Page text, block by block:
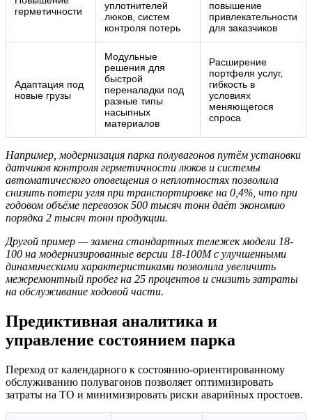
герметичности
уплотнителей
люков, систем
контроля потерь
повышение
привлекательности
для заказчиков
Адаптация под
новые грузы
Модульные
решения для
быстрой
переналадки под
разные типы
насыпных
материалов
Расширение
портфеля услуг,
гибкость в
условиях
меняющегося
спроса
Например, модернизация парка полувагонов путём установки
датчиков контроля герметичности люков и системы
автоматического оповещения о неплотностях позволила
снизить потери угля при транспортировке на 0,4%, что при
годовом объёме перевозок 500 тысяч тонн даёт экономию
порядка 2 тысяч тонн продукции.
Другой пример — замена стандартных тележек модели 18-
100 на модернизированные версии 18-100М с улучшенными
динамическими характеристиками позволила увеличить
межремонтный пробег на 25 процентов и снизить затраты
на обслуживание ходовой части.
Предиктивная аналитика и
управление состоянием парка
Переход от календарного к состоянию-ориентированному
обслуживанию полувагонов позволяет оптимизировать
затраты на ТО и минимизировать риски аварийных простоев.